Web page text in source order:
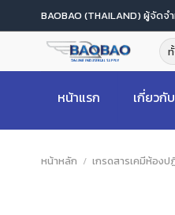
ไป
เนื้อหา
BAOBAO (THAILAND) ผู้จั
หน้าแรก เกี่ยวกับ
หน้าหลัก / เกรดสารเคมีห้อง